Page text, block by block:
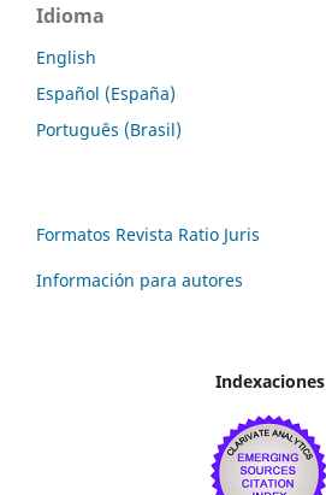
Idioma
English
Español (España)
Português (Brasil)
Formatos Revista Ratio Juris
Información para autores
Indexaciones